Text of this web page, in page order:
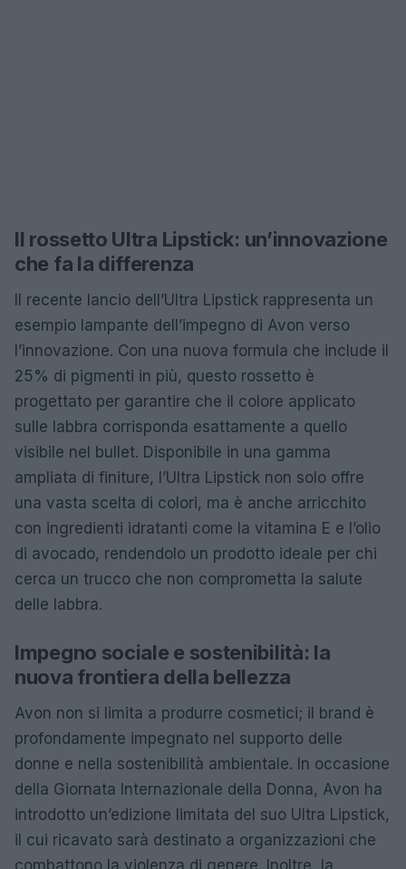
Il rossetto Ultra Lipstick: un’innovazione
che fa la differenza
Il recente lancio dell’Ultra Lipstick rappresenta un
esempio lampante dell’impegno di Avon verso
l’innovazione. Con una nuova formula che include il
25% di pigmenti in più, questo rossetto è
progettato per garantire che il colore applicato
sulle labbra corrisponda esattamente a quello
visibile nel bullet. Disponibile in una gamma
ampliata di finiture, l’Ultra Lipstick non solo offre
una vasta scelta di colori, ma è anche arricchito
con ingredienti idratanti come la vitamina E e l’olio
di avocado, rendendolo un prodotto ideale per chi
cerca un trucco che non comprometta la salute
delle labbra.
Impegno sociale e sostenibilità: la
nuova frontiera della bellezza
Avon non si limita a produrre cosmetici; il brand è
profondamente impegnato nel supporto delle
donne e nella sostenibilità ambientale. In occasione
della Giornata Internazionale della Donna, Avon ha
introdotto un’edizione limitata del suo Ultra Lipstick,
il cui ricavato sarà destinato a organizzazioni che
combattono la violenza di genere. Inoltre, la